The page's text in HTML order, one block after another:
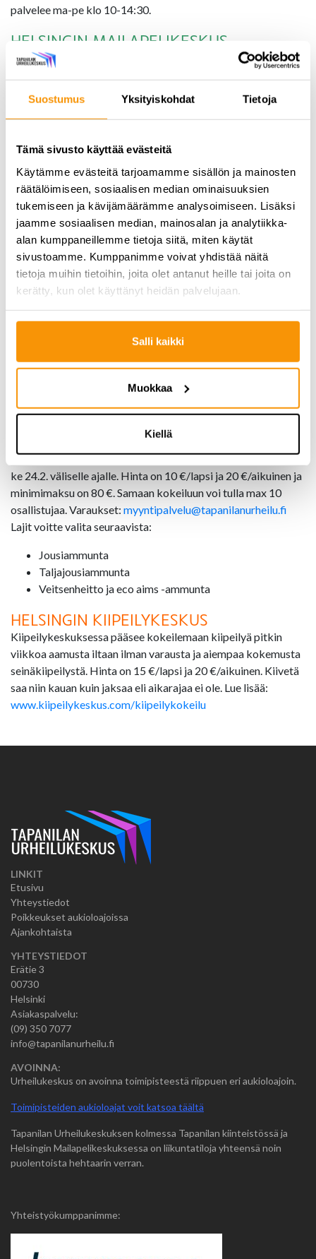
Suostumus Yksityiskohdat Tietoja
Tämä sivusto käyttää evästeitä
Käytämme evästeitä tarjoamamme sisällön ja mainosten
räätälöimiseen, sosiaalisen median ominaisuuksien
tukemiseen ja kävijämäärämme analysoimiseen. Lisäksi
jaamme sosiaalisen median, mainosalan ja analytiikka-
alan kumppaneillemme tietoja siitä, miten käytät
sivustoamme. Kumppanimme voivat yhdistää näitä
tietoja muihin tietoihin, joita olet antanut heille tai joita on
kerätty, kun olet käyttänyt heidän palvelujaan.
Salli kaikki
Muokkaa
Kiellä
palvelee ma-pe klo 10-14:30.
HELSINGIN MAILAPELIKESKUS
Talvilomaviikolla ma-pe klo 7-16 välillä
€/h. Tarjouksen saa, kun yksi vuorolla pelaavista on alle 16-v.
www.mailapelikeskus.fi
AMMUNTASALI
Ammuntasalissa testaillaan jousiammuntaa, eco aims -
kivääriammuntaa, veitsenheittoa ja taljajousiammuntaa
ohjatuissa kokeiluissa. Voit joko varata paikan
ryhmäkokeilusta tai varata omalle perheellesi
yksityisohjauksen.
Avoimet lajikokeilut:
ma 17-18 Eco aims + veitsenheitto
ma 18-19:25 Jousiammunta
Lajikokeilun hinta: 10 €/lapsi ja 20 €/aikuinen
Voit varata yksityiskokeilun 1,5 h omalle porukallesi ma 22. –
ke 24.2. väliselle ajalle. Hinta on 10 €/lapsi ja 20 €/aikuinen ja
minimimaksu on 80 €. Samaan kokeiluun voi tulla max 10
osallistujaa. Varaukset: myyntipalvelu@tapanilanurheilu.fi
Lajit voitte valita seuraavista:
Jousiammunta
Taljajousiammunta
Veitsenheitto ja eco aims -ammunta
HELSINGIN KIIPEILYKESKUS
Kiipeilykeskuksessa pääsee kokeilemaan kiipeilyä pitkin
viikkoa aamusta iltaan ilman varausta ja aiempaa kokemusta
seinäkiipeilystä. Hinta on 15 €/lapsi ja 20 €/aikuinen. Kiivetä
saa niin kauan kuin jaksaa eli aikarajaa ei ole. Lue lisää:
www.kiipeilykeskus.com/kiipeilykokeilu
LINKIT
Etusivu
Yhteystiedot
Poikkeukset aukioloajoissa
Ajankohtaista
YHTEYSTIEDOT
Erätie 3
00730
Helsinki
Asiakaspalvelu:
(09) 350 7077
info@tapanilanurheilu.fi
AVOINNA:
Urheilukeskus on avoinna toimipisteestä riippuen eri aukioloajoin.
Toimipisteiden aukioloajat voit katsoa täältä
Tapanilan Urheilukeskuksen kolmessa Tapanilan kiinteistössä ja
Helsingin Mailapelikeskuksessa on liikuntatiloja yhteensä noin
puolentoista hehtaarin verran.
Yhteistyökumppanimme: